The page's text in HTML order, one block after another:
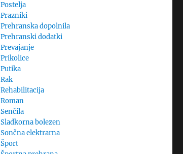
Postelja
Prazniki
Prehranska dopolnila
Prehranski dodatki
Prevajanje
Prikolice
Putika
Rak
Rehabilitacija
Roman
Senčila
Sladkorna bolezen
Sončna elektrarna
Šport